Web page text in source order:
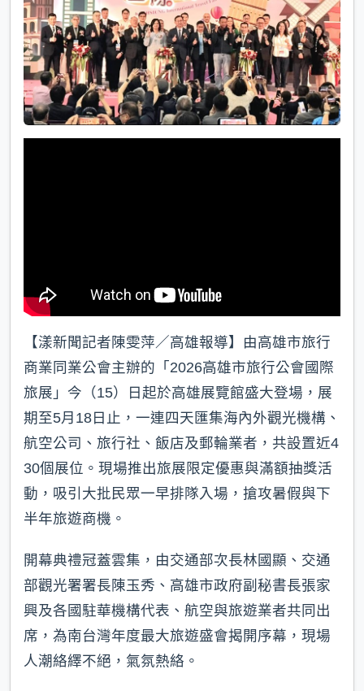
【漾新聞記者陳雯萍／高雄報導】由高雄市旅行
商業同業公會主辦的「2026高雄市旅行公會國際
旅展」今（15）日起於高雄展覽館盛大登場，展
期至5月18日止，一連四天匯集海內外觀光機構、
航空公司、旅行社、飯店及郵輪業者，共設置近4
30個展位。現場推出旅展限定優惠與滿額抽獎活
動，吸引大批民眾一早排隊入場，搶攻暑假與下
半年旅遊商機。
開幕典禮冠蓋雲集，由交通部次長林國顯、交通
部觀光署署長陳玉秀、高雄市政府副秘書長張家
興及各國駐華機構代表、航空與旅遊業者共同出
席，為南台灣年度最大旅遊盛會揭開序幕，現場
人潮絡繹不絕，氣氛熱絡。